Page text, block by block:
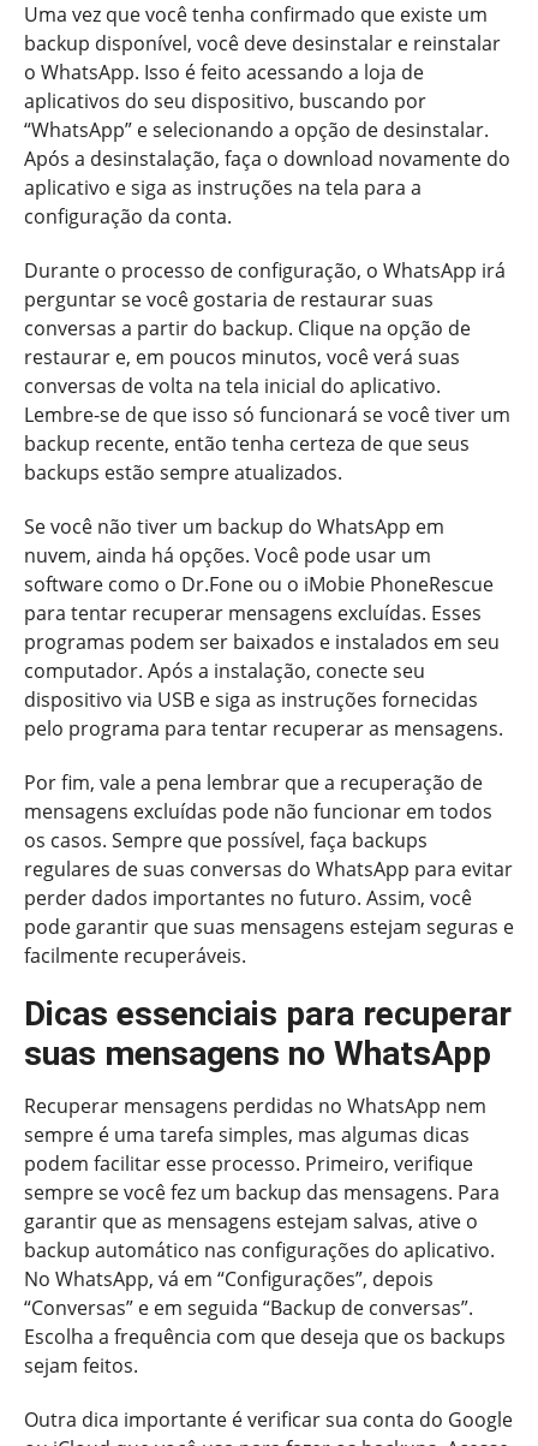
Uma vez que você tenha confirmado que existe um
backup disponível, você deve desinstalar e reinstalar
o WhatsApp. Isso é feito acessando a loja de
aplicativos do seu dispositivo, buscando por
“WhatsApp” e selecionando a opção de desinstalar.
Após a desinstalação, faça o download novamente do
aplicativo e siga as instruções na tela para a
configuração da conta.
Durante o processo de configuração, o WhatsApp irá
perguntar se você gostaria de restaurar suas
conversas a partir do backup. Clique na opção de
restaurar e, em poucos minutos, você verá suas
conversas de volta na tela inicial do aplicativo.
Lembre-se de que isso só funcionará se você tiver um
backup recente, então tenha certeza de que seus
backups estão sempre atualizados.
Se você não tiver um backup do WhatsApp em
nuvem, ainda há opções. Você pode usar um
software como o Dr.Fone ou o iMobie PhoneRescue
para tentar recuperar mensagens excluídas. Esses
programas podem ser baixados e instalados em seu
computador. Após a instalação, conecte seu
dispositivo via USB e siga as instruções fornecidas
pelo programa para tentar recuperar as mensagens.
Por fim, vale a pena lembrar que a recuperação de
mensagens excluídas pode não funcionar em todos
os casos. Sempre que possível, faça backups
regulares de suas conversas do WhatsApp para evitar
perder dados importantes no futuro. Assim, você
pode garantir que suas mensagens estejam seguras e
facilmente recuperáveis.
Dicas essenciais para recuperar
suas mensagens no WhatsApp
Recuperar mensagens perdidas no WhatsApp nem
sempre é uma tarefa simples, mas algumas dicas
podem facilitar esse processo. Primeiro, verifique
sempre se você fez um backup das mensagens. Para
garantir que as mensagens estejam salvas, ative o
backup automático nas configurações do aplicativo.
No WhatsApp, vá em “Configurações”, depois
“Conversas” e em seguida “Backup de conversas”.
Escolha a frequência com que deseja que os backups
sejam feitos.
Outra dica importante é verificar sua conta do Google